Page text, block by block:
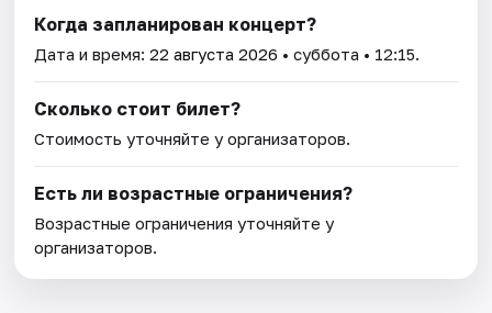
Когда запланирован концерт?
Дата и время:22 августа 2026 • суббота • 12:15.
Сколько стоит билет?
Стоимость уточняйте у организаторов.
Есть ли возрастные ограничения?
Возрастные ограничения уточняйте у
организаторов.